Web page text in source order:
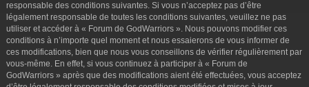
responsable des conditions suivantes. Si vous n’acceptez pas d’être
légalement responsable de toutes les conditions suivantes, veuillez ne pas
utiliser et accéder à « Forum de GodWarriors ». Nous pouvons modifier ces
conditions à n’importe quel moment et nous essaierons de vous informer de
ces modifications, bien que nous vous conseillons de vérifier régulièrement par
vous-même. En effet, si vous continuez à participer à « Forum de
GodWarriors » après que des modifications aient été effectuées, vous acceptez